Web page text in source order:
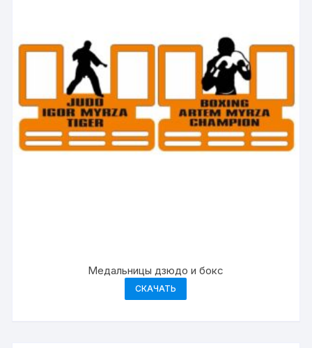
Медальницы дзюдо и бокс
СКАЧАТЬ